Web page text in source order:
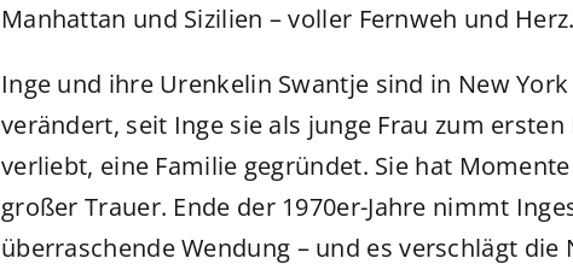
Manhattan und Sizilien – voller Fernweh und Herz.
Inge und ihre Urenkelin Swantje sind in New
verändert, seit Inge sie als junge Frau zum
verliebt, eine Familie gegründet. Sie hat
großer Trauer. Ende der 1970er-Jahre nimmt
überraschende Wendung – und es verschlägt